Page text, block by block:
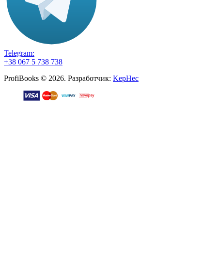
Telegram:
+38 067 5 738 738
ProfiBooks © 2026. Разработчик: KepHec